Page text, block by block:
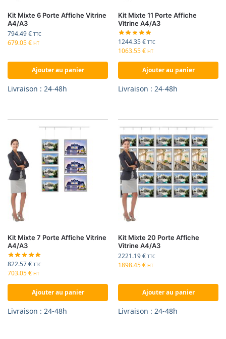
Kit Mixte 6 Porte Affiche Vitrine
A4/A3
794.49€ TTC
679.05€ HT
Ajouter au panier
Livraison : 24-48h
Kit Mixte 11 Porte Affiche
Vitrine A4/A3
1244.35€ TTC
1063.55€ HT
Ajouter au panier
Livraison : 24-48h
Kit Mixte 7 Porte Affiche Vitrine
A4/A3
822.57€ TTC
703.05€ HT
Ajouter au panier
Livraison : 24-48h
Kit Mixte 20 Porte Affiche
Vitrine A4/A3
2221.19€ TTC
1898.45€ HT
Ajouter au panier
Livraison : 24-48h